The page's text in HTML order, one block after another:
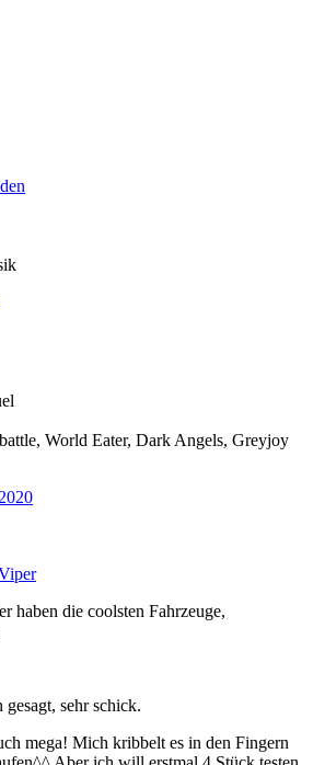
World Eater, Dark Angels, Greyjoy
haben die coolsten Fahrzeuge,
gesagt, sehr schick.
mega! Mich kribbelt es in den Fingern